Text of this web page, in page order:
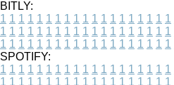
BITLY:
1 1 1 1 1 1 1 1 1 1 1 1 1 1 1 1 1 1 1
1 1 1 1 1 1 1 1 1 1 1 1 1 1 1 1 1 1 1
1 1 1 1 1 1 1 1 1 1 1 1 1 1 1 1 1 1 1
SPOTIFY:
1 1 1 1 1 1 1 1 1 1 1 1 1 1 1 1 1 1 1
1 1 1 1 1 1 1 1 1 1 1 1 1 1 1 1 1 1 1